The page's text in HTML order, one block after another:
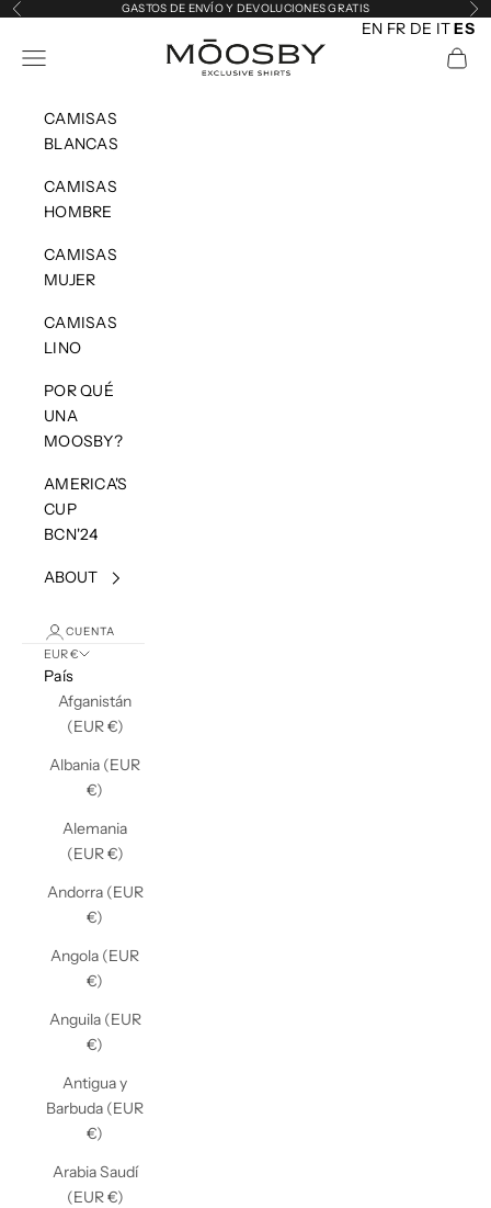
Ir al contenido
Anterior GASTOS DE ENVÍO Y DEVOLUCIONES GRATIS
MOOSBY
Abrir menú de navegación Abrir
CAMISAS
BLANCAS
CAMISAS
HOMBRE
CAMISAS
MUJER
CAMISAS
LINO
POR QUÉ
UNA
MOOSBY?
AMERICA'S
CUP
BCN'24
ABOUT
CUENTA
EUR €
País
Afganistán
(EUR €)
Albania (EUR
€)
Alemania
(EUR €)
Andorra (EUR
€)
Angola (EUR
€)
Anguila (EUR
€)
Antigua y
Barbuda (EUR
€)
Arabia Saudí
(EUR €)
EN FR DE ITES